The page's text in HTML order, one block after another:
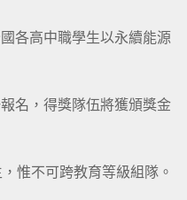
各高中職學生以永續能源
名，得獎隊伍將獲頒獎金
惟不可跨教育等級組隊。